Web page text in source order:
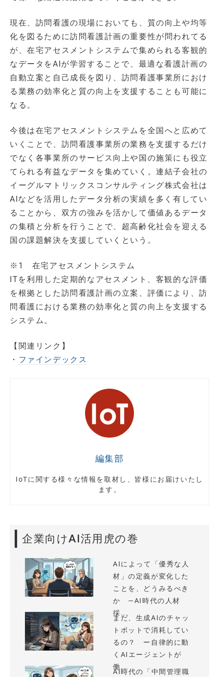
現在、訪問看護の現場においても、質の向上や均等
化を図るために訪問看護計画の重要性が問われてる
が、在宅アセスメントシステムで集められる客観的
なデータをAIが学習することで、最適な看護計画の
自動立案と自己成長を図り、訪問看護事業所におけ
る業務の効率化と質の向上を支援することも可能に
なる。
今後は在宅アセスメントシステムを全国へと広めて
いくことで、訪問看護事業所の業務を支援するだけ
でなく各事業所のサービス向上や国の施策にも役立
てられる有益なデータを集めていく。連結子会社の
イーグルマトリックスコンサルティング株式会社は
AIなどを活用したデータ分析の実績を多く有してい
ることから、双方の強みを活かして価値あるデータ
の集積と分析を行うことで、超高齢化社会を迎える
国の課題解決を支援していくという。
※1 在宅アセスメントシステム
ITを利用した定期的なアセスメント、客観的な評価
を根拠とした訪問看護計画の立案、評価により、訪
問看護における業務の効率化と質の向上を支援する
システム。
【関連リンク】
・ ファインデックス
編集部
IoTに関する様々な情報を取材し、皆様にお届けいたし
ます。
企業向けAI活用虎の巻
AIによって「優秀な人
材」の定義が変化した
ことを、どうみるべき
か —AI時代の人材
採...
まだ、生成AIのチャッ
トボットで消耗してい
るの？ ー自律的に動
くAIエージェントが
働...
AI時代の「中間管理職